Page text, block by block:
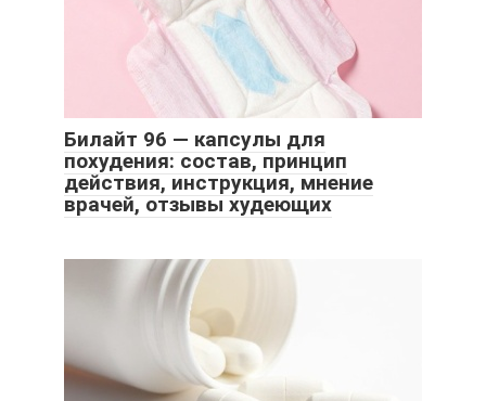
Билайт 96 — капсулы для
похудения: состав, принцип
действия, инструкция, мнение
врачей, отзывы худеющих